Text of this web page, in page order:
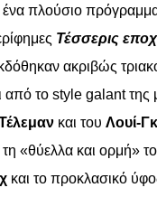
πλούσιο
Τέσσερις
ακριβώς
από το style galant της
και του Λουί-
τη «θύελλα και ορμή»
και το προκλασικό